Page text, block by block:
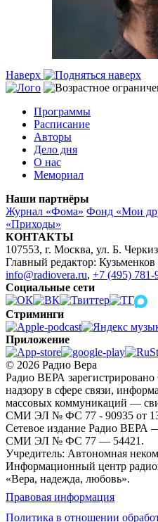
Наверх
Программы
Расписание
Авторы
Дело дня
О нас
Мемориал
Наши партнёры
Журнал «Фома» Фонд «Мои
«Приходы»
КОНТАКТЫ
107553, г. Москва, ул. Б.
Главный редактор:
info@radiovera.ru, +7 (495) 781-
Социальные сети
Стриминги
Приложение
© 2026 Радио Вера
Радио ВЕРА
надзору в сфере связи,
массовых коммуникаций —
СМИ ЭЛ № ФС 77 - 90935 от
Сетевое издание Радио ВЕРА
СМИ ЭЛ № ФС 77 — 54421.
Учредитель: Автономная
Информационный центр
«Вера, надежда, любовь».
Правовая информация
Политика в отношении